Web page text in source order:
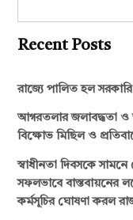
Recent Posts
রাজ্যে পালিত হল
আগরতলার জলাবদ্ধতা ও
বিক্ষোভ মিছিল ও
স্বাধীনতা দিবসকে সামনে
সফলভাবে বাস্তবায়নের
কর্মসূচির ঘোষণা করল